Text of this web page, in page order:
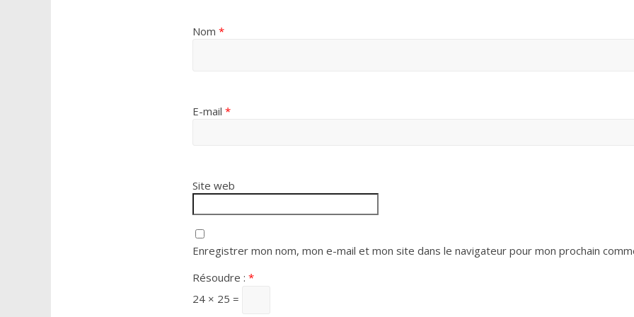
Nom *
E-mail *
Site web
Enregistrer mon nom, mon e-mail et mon site dans le navigateur pour mon prochain
Résoudre : *
24 × 25 =